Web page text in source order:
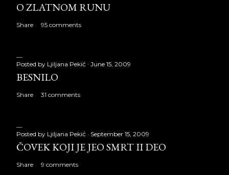
O ZLATNOM RUNU
Share 95 comments
Posted by Ljiljana Pekić June 15, 2009
BESNILO
Share 31 comments
Posted by Ljiljana Pekić September 15, 2009
ČOVEK KOJI JE JEO SMRT II DEO
Share 9 comments